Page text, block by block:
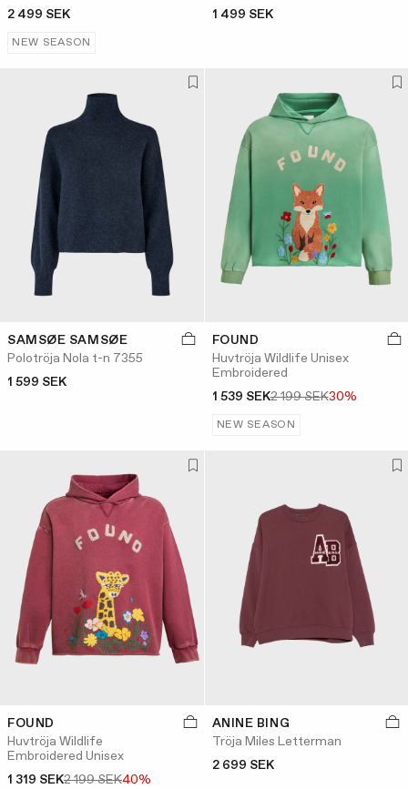
2 499 SEK
NEW SEASON
1 499 SEK
SAMSØE SAMSØE
Polotröja Nola t-n 7355
1 599 SEK
FOUND
Huvtröja Wildlife Unisex
Embroidered
1 539 SEK2 199 SEK30%
NEW SEASON
FOUND
Huvtröja Wildlife
Embroidered Unisex
1 319 SEK2 199 SEK40%
ANINE BING
Tröja Miles Letterman
2 699 SEK